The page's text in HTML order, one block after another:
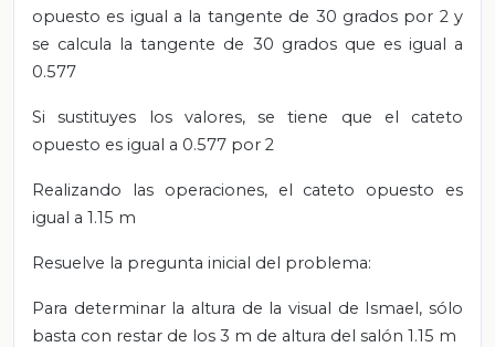
opuesto es igual a la tangente de 30 grados por 2 y
se calcula la tangente de 30 grados que es igual a
0.577
Si sustituyes los valores, se tiene que el cateto
opuesto es igual a 0.577 por 2
Realizando las operaciones, el cateto opuesto es
igual a 1.15 m
Resuelve la pregunta inicial del problema:
Para determinar la altura de la visual de Ismael, sólo
basta con restar de los 3 m de altura del salón 1.15 m